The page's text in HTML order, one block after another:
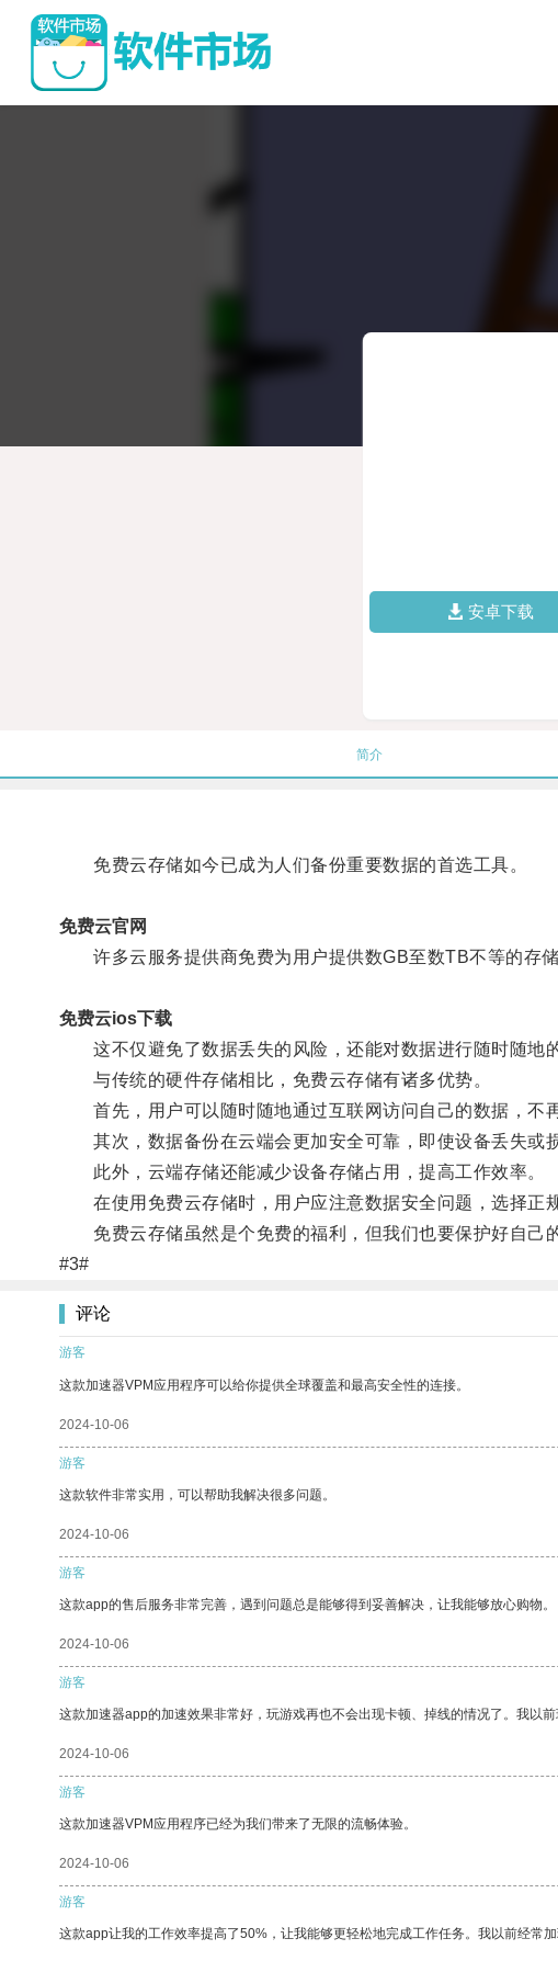
安卓下载
简介
免费云存储如今已成为人们备份重要数据的首选工具。
免费云官网
许多云服务提供商免费为用户提供数GB至数TB不等的存储
免费云ios下载
这不仅避免了数据丢失的风险，还能对数据进行随时随地的
与传统的硬件存储相比，免费云存储有诸多优势。
首先，用户可以随时随地通过互联网访问自己的数据，不再
其次，数据备份在云端会更加安全可靠，即使设备丢失或损
此外，云端存储还能减少设备存储占用，提高工作效率。
在使用免费云存储时，用户应注意数据安全问题，选择正规
免费云存储虽然是个免费的福利，但我们也要保护好自己的
#3#
评论
游客
这款加速器VPM应用程序可以给你提供全球覆盖和最高安全性的连接。
2024-10-06
游客
这款软件非常实用，可以帮助我解决很多问题。
2024-10-06
游客
这款app的售后服务非常完善，遇到问题总是能够得到妥善解决，让我能够放心购物。
2024-10-06
游客
这款加速器app的加速效果非常好，玩游戏再也不会出现卡顿、掉线的情况了。我以
2024-10-06
游客
这款加速器VPM应用程序已经为我们带来了无限的流畅体验。
2024-10-06
游客
这款app让我的工作效率提高了50%，让我能够更轻松地完成工作任务。我以前经常